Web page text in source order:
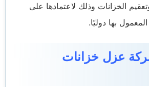
الخزانات وذلك لاعتمادها على
بها دوليًا.
عزل خزانات